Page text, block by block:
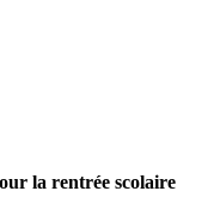
la rentrée scolaire